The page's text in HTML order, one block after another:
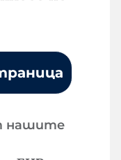
нашите